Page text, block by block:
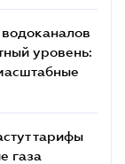
уровень:
тарифы
газа